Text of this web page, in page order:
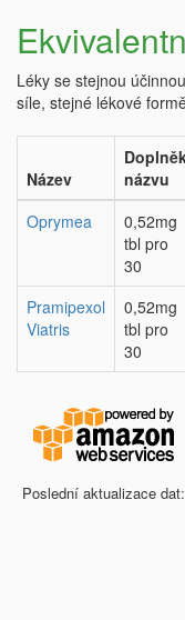
Léky se stejnou
síle, stejné lékové
Název
názvu
Oprymea
0,52mg
tbl pro
30
Pramipexol
Viatris
0,52mg
tbl pro
30
Poslední aktualizace